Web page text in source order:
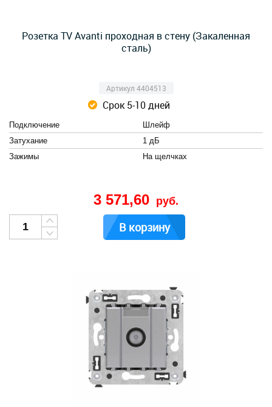
Розетка TV Avanti проходная в стену (Закаленная
сталь)
Артикул 4404513
Срок 5-10 дней
Подключение
Шлейф
Затухание
1 дБ
Зажимы
На щелчках
3 571,60 руб.
В корзину